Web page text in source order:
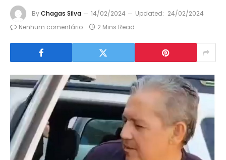
ByChagas Silva 14/02/2024 Updated: 24/02/2024
Nenhum comentário
2 Mins Read